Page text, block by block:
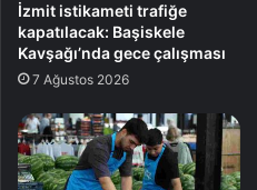
İzmit istikameti trafiğe
kapatılacak: Başiskele
Kavşağı’nda gece çalışması
7 Ağustos 2026